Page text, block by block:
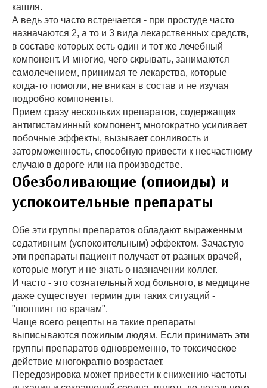
кашля.
А ведь это часто встречается - при простуде часто
назначаются 2, а то и 3 вида лекарственных средств,
в составе которых есть один и тот же лечебный
компонент. И многие, чего скрывать, занимаются
самолечением, принимая те лекарства, которые
когда-то помогли, не вникая в состав и не изучая
подробно компоненты.
Прием сразу нескольких препаратов, содержащих
антигистаминный компонент, многократно усиливает
побочные эффекты, вызывает сонливость и
заторможенность, способную привести к несчастному
случаю в дороге или на производстве.
Обезболивающие (опиоиды) и
успокоительные препараты
Обе эти группы препаратов обладают выраженным
седативным (успокоительным) эффектом. Зачастую
эти препараты пациент получает от разных врачей,
которые могут и не знать о назначении коллег.
И часто - это сознательный ход больного, в медицине
даже существует термин для таких ситуаций -
"шоппинг по врачам".
Чаще всего рецепты на такие препараты
выписываются пожилым людям. Если принимать эти
группы препаратов одновременно, то токсическое
действие многократно возрастает.
Передозировка может привести к снижению частоты